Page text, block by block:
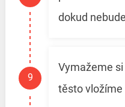
dokud
Vymažeme
těsto vložíme